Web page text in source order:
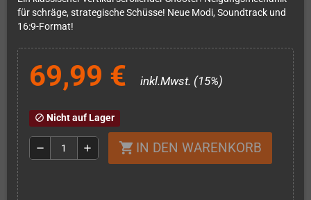
für schräge, strategische Schüsse! Neue Modi, Soundtrack und
16:9-Format!
69,99 € inkl.Mwst. (15%)
block Nicht auf Lager
remove add shopping_cart IN DEN WARENKORB